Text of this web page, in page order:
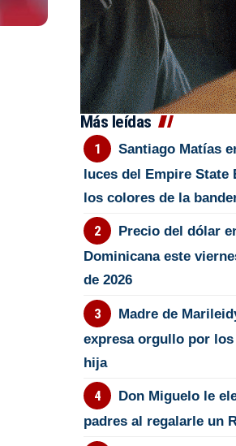
Más leídas
Santiago Matías
luces del Empire State
los colores de la
Precio del dólar
Dominicana este
de 2026
Madre de
expresa orgullo por
hija
Don Miguelo le
padres al regalarle un